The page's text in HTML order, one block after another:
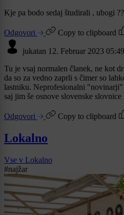
Kje pa bodo sedaj študirali , ubogi ??
Odgovori Copy to clipboard
jukatan 12. Februar 2023 05:49
Tu je vsaj normalen članek, ne kot
da so za vedno zaprli s čimer so
lastniku. Neprofesionalni
saj jim še osnove slovenske slovnice
Odgovori Copy to clipboard
Lokalno
Vse v Lokalno
#najžar